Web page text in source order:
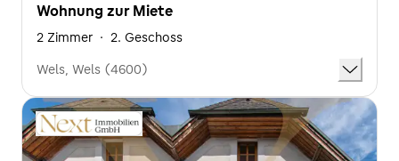
Wohnung zur Miete
2 Zimmer · 2. Geschoss
Wels, Wels (4600)